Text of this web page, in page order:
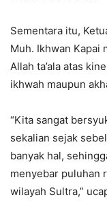
Sementara itu,
Muh. Ikhwan Kapai
Allah ta’ala atas
ikhwah maupun
“Kita sangat
sekalian sejak
banyak hal,
menyebar puluhan
wilayah Sultra,”